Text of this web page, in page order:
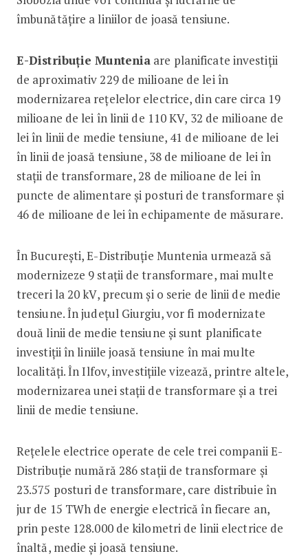
îmbunătățire a liniilor de joasă tensiune.
E-Distribuție Muntenia are planificate investiții
de aproximativ 229 de milioane de lei în
modernizarea rețelelor electrice, din care circa 19
milioane de lei în linii de 110 KV, 32 de milioane de
lei în linii de medie tensiune, 41 de milioane de lei
în linii de joasă tensiune, 38 de milioane de lei în
stații de transformare, 28 de milioane de lei în
puncte de alimentare și posturi de transformare și
46 de milioane de lei în echipamente de măsurare.
În București, E-Distribuție Muntenia urmează să
modernizeze 9 stații de transformare, mai multe
treceri la 20 kV, precum și o serie de linii de medie
tensiune. În județul Giurgiu, vor fi modernizate
două linii de medie tensiune și sunt planificate
investiții în liniile joasă tensiune în mai multe
localități. În Ilfov, investițiile vizează, printre altele,
modernizarea unei stații de transformare și a trei
linii de medie tensiune.
Rețelele electrice operate de cele trei companii E-
Distribuție numără 286 stații de transformare și
23.575 posturi de transformare, care distribuie în
jur de 15 TWh de energie electrică în fiecare an,
prin peste 128.000 de kilometri de linii electrice de
înaltă, medie și joasă tensiune.